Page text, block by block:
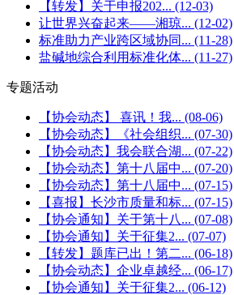
【转发】关于申报202... (12-03)
让世界兴奋起来——湘琼... (12-02)
标准助力产业跨区域协同... (11-28)
盐碱地综合利用标准化体... (11-27)
专题活动
【协会动态】 喜讯！我... (08-06)
【协会动态】《社会组织... (07-30)
【协会动态】我会联合湖... (07-22)
【协会动态】第十八届中... (07-20)
【协会动态】第十八届中... (07-15)
【喜报】长沙市质量和标... (07-15)
【协会通知】关于第十八... (07-08)
【协会通知】关于征集2... (07-07)
【转发】题库已出！第二... (06-18)
【协会动态】企业卓越经... (06-17)
【协会通知】关于征集2... (06-12)